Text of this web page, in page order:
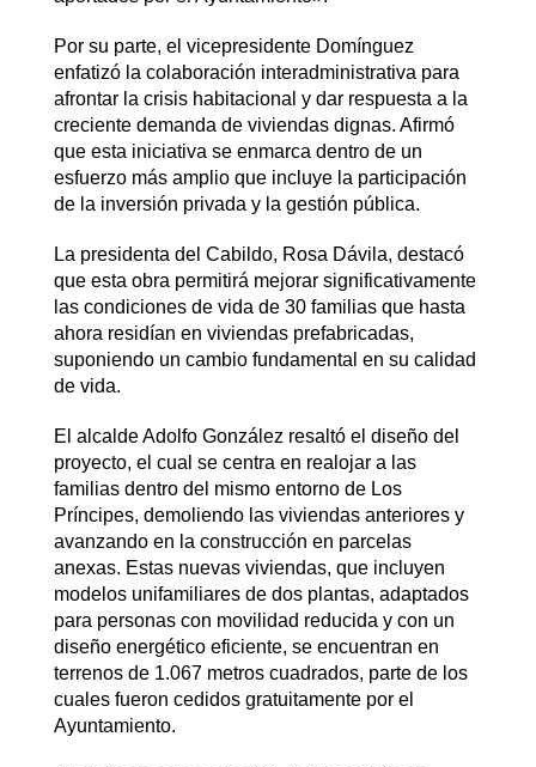
Por su parte, el vicepresidente Domínguez
enfatizó la colaboración interadministrativa para
afrontar la crisis habitacional y dar respuesta a la
creciente demanda de viviendas dignas. Afirmó
que esta iniciativa se enmarca dentro de un
esfuerzo más amplio que incluye la participación
de la inversión privada y la gestión pública.
La presidenta del Cabildo, Rosa Dávila, destacó
que esta obra permitirá mejorar significativamente
las condiciones de vida de 30 familias que hasta
ahora residían en viviendas prefabricadas,
suponiendo un cambio fundamental en su calidad
de vida.
El alcalde Adolfo González resaltó el diseño del
proyecto, el cual se centra en realojar a las
familias dentro del mismo entorno de Los
Príncipes, demoliendo las viviendas anteriores y
avanzando en la construcción en parcelas
anexas. Estas nuevas viviendas, que incluyen
modelos unifamiliares de dos plantas, adaptados
para personas con movilidad reducida y con un
diseño energético eficiente, se encuentran en
terrenos de 1.067 metros cuadrados, parte de los
cuales fueron cedidos gratuitamente por el
Ayuntamiento.